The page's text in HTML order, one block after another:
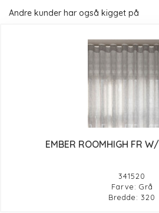
Andre kunder har også kigget på
EMBER ROOMHIGH FR
341520
Farve: Grå
Bredde: 320